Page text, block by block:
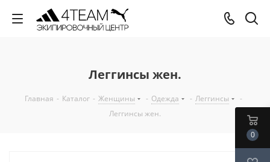
Леггинсы жен.
Главная - Каталог - Женщины - Одежда - Леггинсы
-
Леггинсы жен.
0